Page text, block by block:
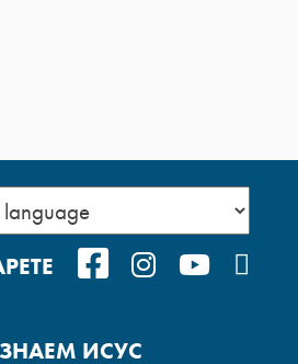
FACEBOOK
INSTAGRAM
ИСУС